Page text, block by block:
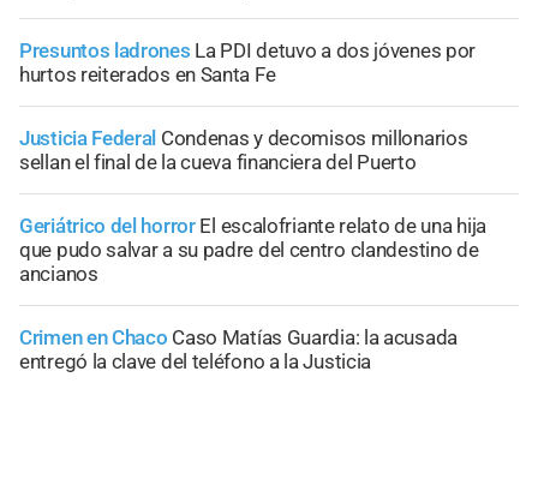
Presuntos ladrones La PDI detuvo a dos jóvenes por
hurtos reiterados en Santa Fe
Justicia Federal Condenas y decomisos millonarios
sellan el final de la cueva financiera del Puerto
Geriátrico del horror El escalofriante relato de una hija
que pudo salvar a su padre del centro clandestino de
ancianos
Crimen en Chaco Caso Matías Guardia: la acusada
entregó la clave del teléfono a la Justicia